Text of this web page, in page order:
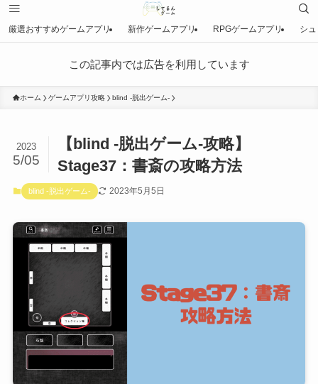
厳選おすすめゲームアプリ 新作ゲームアプリ RPGゲームアプリ シ
この記事内では広告を利用しています
ホーム ゲームアプリ攻略 blind -脱出ゲーム-
【blind -脱出ゲーム-攻略】
Stage37：書斎の攻略方法
2023
5/05
blind -脱出ゲーム- 2023年5月5日